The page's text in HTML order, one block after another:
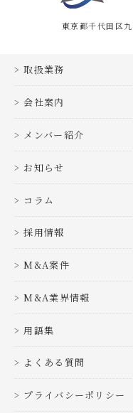
東京都千代田区
取扱業務
会社案内
メンバー紹介
お知らせ
コラム
採用情報
M&A案件
M&A業界情報
用語集
よくある質問
プライバシーポリシー